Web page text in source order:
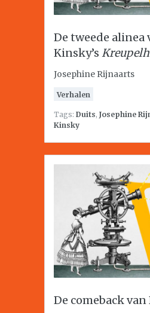
De tweede alinea
Kinsky’s
Josephine Rijnaarts
Verhalen
Tags: Duits, Josephine
Kinsky
De comeback